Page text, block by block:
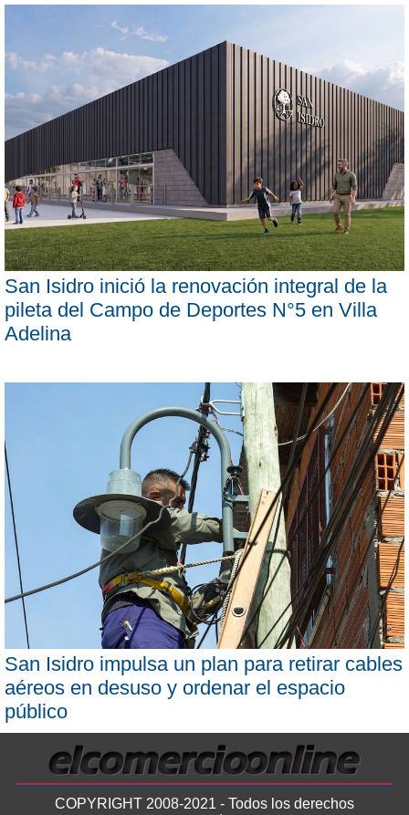
San Isidro inició la renovación integral de la
pileta del Campo de Deportes N°5 en Villa
Adelina
San Isidro impulsa un plan para retirar cables
aéreos en desuso y ordenar el espacio
público
COPYRIGHT 2008-2021 - Todos los derechos